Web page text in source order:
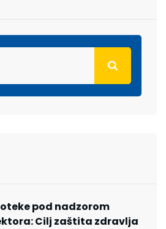
pod nadzorom
Cilj zaštita zdravlja